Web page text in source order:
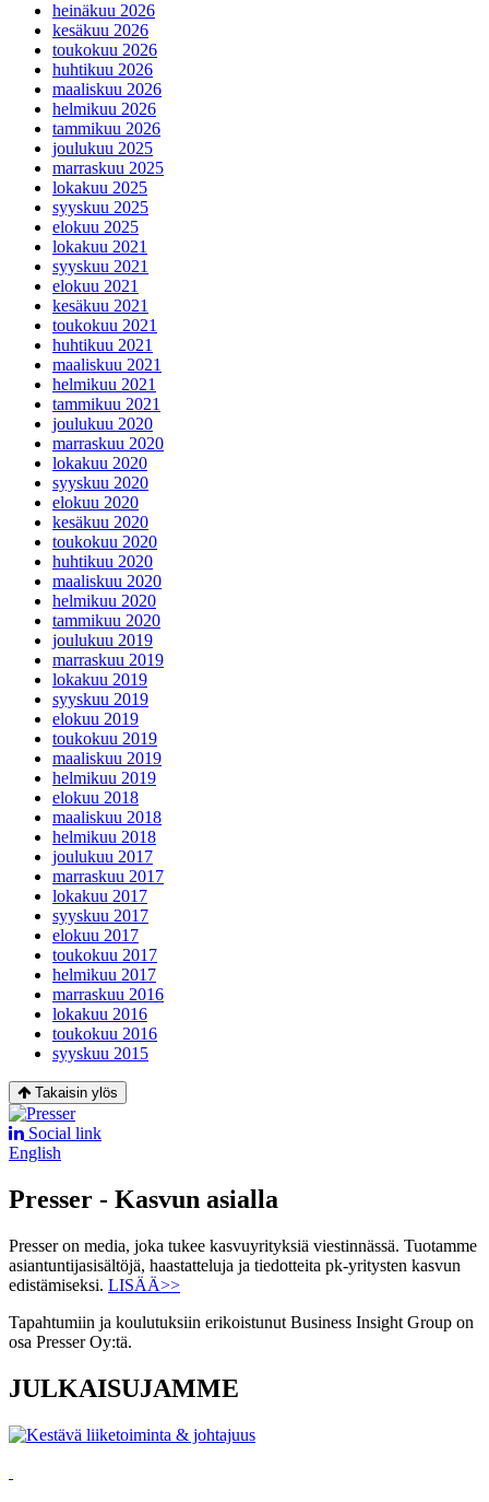
heinäkuu 2026
kesäkuu 2026
toukokuu 2026
huhtikuu 2026
maaliskuu 2026
helmikuu 2026
tammikuu 2026
joulukuu 2025
marraskuu 2025
lokakuu 2025
syyskuu 2025
elokuu 2025
lokakuu 2021
syyskuu 2021
elokuu 2021
kesäkuu 2021
toukokuu 2021
huhtikuu 2021
maaliskuu 2021
helmikuu 2021
tammikuu 2021
joulukuu 2020
marraskuu 2020
lokakuu 2020
syyskuu 2020
elokuu 2020
kesäkuu 2020
toukokuu 2020
huhtikuu 2020
maaliskuu 2020
helmikuu 2020
tammikuu 2020
joulukuu 2019
marraskuu 2019
lokakuu 2019
syyskuu 2019
elokuu 2019
toukokuu 2019
maaliskuu 2019
helmikuu 2019
elokuu 2018
maaliskuu 2018
helmikuu 2018
joulukuu 2017
marraskuu 2017
lokakuu 2017
syyskuu 2017
elokuu 2017
toukokuu 2017
helmikuu 2017
marraskuu 2016
lokakuu 2016
toukokuu 2016
syyskuu 2015
Takaisin ylös
Social link
English
Presser - Kasvun asialla
Presser on media, joka tukee kasvuyrityksiä viestinnässä. Tuotamme
asiantuntijasisältöjä, haastatteluja ja tiedotteita pk-yritysten kasvun
edistämiseksi. LISÄÄ>>
Tapahtumiin ja koulutuksiin erikoistunut Business Insight Group on
osa Presser Oy:tä.
JULKAISUJAMME